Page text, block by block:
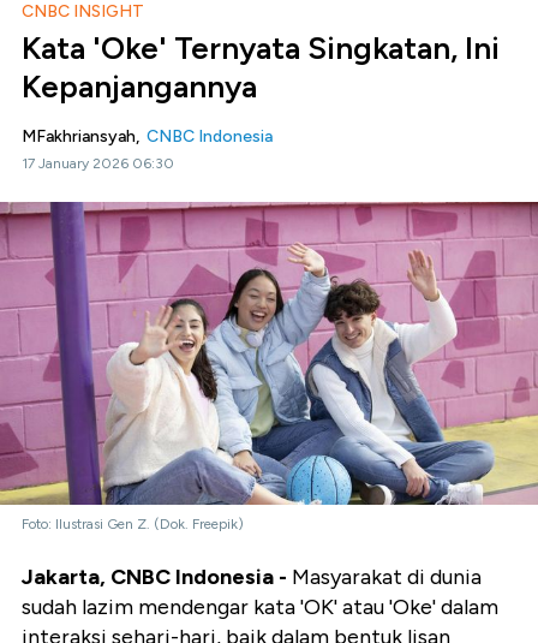
CNBC INSIGHT
Kata 'Oke' Ternyata Singkatan, Ini
Kepanjangannya
MFakhriansyah, CNBC Indonesia
17 January 2026 06:30
Foto: Ilustrasi Gen Z. (Dok. Freepik)
Jakarta, CNBC Indonesia - Masyarakat di dunia
sudah lazim mendengar kata 'OK' atau 'Oke' dalam
interaksi sehari-hari, baik dalam bentuk lisan